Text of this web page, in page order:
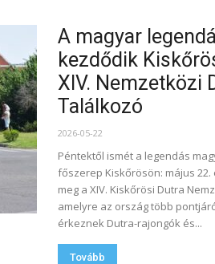
A magyar
kezdődik
XIV. Nemzetközi
Találkozó
2026-05-22
Péntektől ismét a legendás
főszerep Kiskőrösön: május
meg a XIV. Kiskőrösi Dutra
amelyre az ország több
érkeznek Dutra-rajongók és...
Tovább